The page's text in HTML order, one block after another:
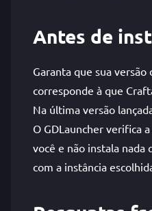
Antes de
Garanta que sua
corresponde à que
Na última versão
O GDLauncher verifica
você e não instala nada
com a instância